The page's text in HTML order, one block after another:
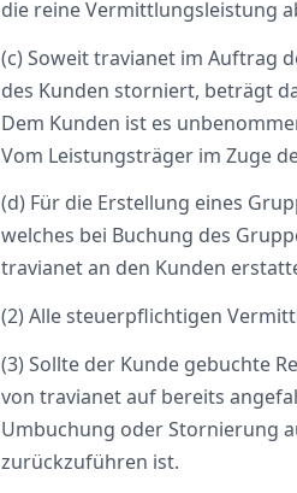
die reine Vermittlungsleistung
(c) Soweit travianet im Auftrag
des Kunden storniert, beträgt
Dem Kunden ist es
Vom Leistungsträger im Zuge
(d) Für die Erstellung eines
welches bei Buchung des
travianet an den Kunden
(2) Alle steuerpflichtigen
(3) Sollte der Kunde gebuchte
von travianet auf bereits
Umbuchung oder Stornierung
zurückzuführen ist.